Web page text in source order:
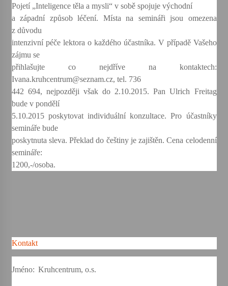
Pojetí „Inteligence těla a mysli“ v sobě spojuje východní
a západní způsob léčení. Místa na semináři jsou omezena
z důvodu
intenzivní péče lektora o každého účastníka. V případě Vašeho
zájmu se
přihlašujte co nejdříve na kontaktech:
Ivana.kruhcentrum@seznam.cz, tel. 736
442 694, nejpozději však do 2.10.2015. Pan Ulrich Freitag
bude v pondělí
5.10.2015 poskytovat individuální konzultace. Pro účastníky
semináře bude
poskytnuta sleva. Překlad do češtiny je zajištěn. Cena celodenní
semináře:
1200,-/osoba.
Kontakt
Jméno: Kruhcentrum, o.s.